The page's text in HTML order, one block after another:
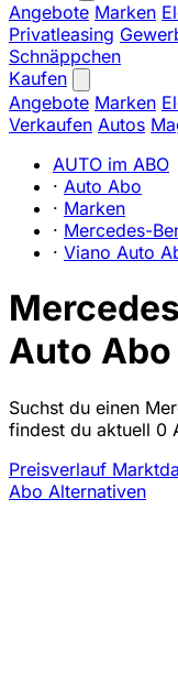
Angebote Marken
Privatleasing
Schnäppchen
Kaufen
Angebote Marken
Verkaufen Autos
AUTO im ABO
· Auto Abo
· Marken
· Mercedes-
· Viano Auto
Auto Abo
Suchst du einen
findest du aktuell 0
Preisverlauf
Abo Alternativen